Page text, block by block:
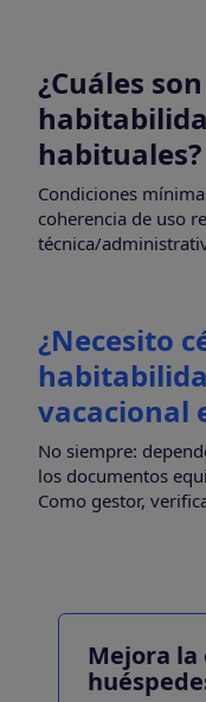
¿Cuáles
habituales?
Condiciones
coherencia de uso
técnica/
¿Necesito
vacacional
No siempre:
los documentos
Como gestor,
Mejora la